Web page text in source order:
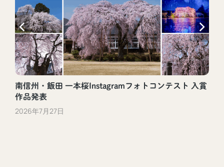
南信州・飯田 一本桜Instagramフォトコンテスト 入賞
作品発表
2026年7月27日